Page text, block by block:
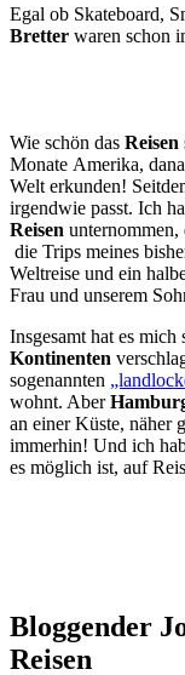
Egal ob Skateboard,
Bretter waren schon
Wie schön das Reisen
Monate Amerika,
Welt erkunden!
irgendwie passt. Ich
Reisen
die Trips meines
Weltreise und ein
Frau und unserem
Insgesamt hat es mich
Kontinenten
sogenannten
wohnt. Aber
an einer Küste, näher
immerhin! Und ich
es möglich ist, auf
Bloggender
Reisen